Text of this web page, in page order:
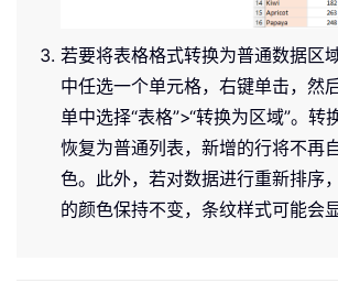
若要将表格格式转换为普通数据区
中任选一个单元格，右键单击，然
单中选择“表格”>“转换为区域”。转
恢复为普通列表，新增的行将不再
色。此外，若对数据进行重新排序
的颜色保持不变，条纹样式可能会